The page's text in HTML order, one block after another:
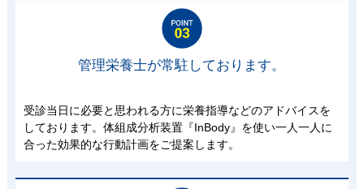
管理栄養士が常駐しております。
受診当日に必要と思われる方に栄養指導などのアドバイスを
しております。体組成分析装置『InBody』を使い一人一人に
合った効果的な行動計画をご提案します。